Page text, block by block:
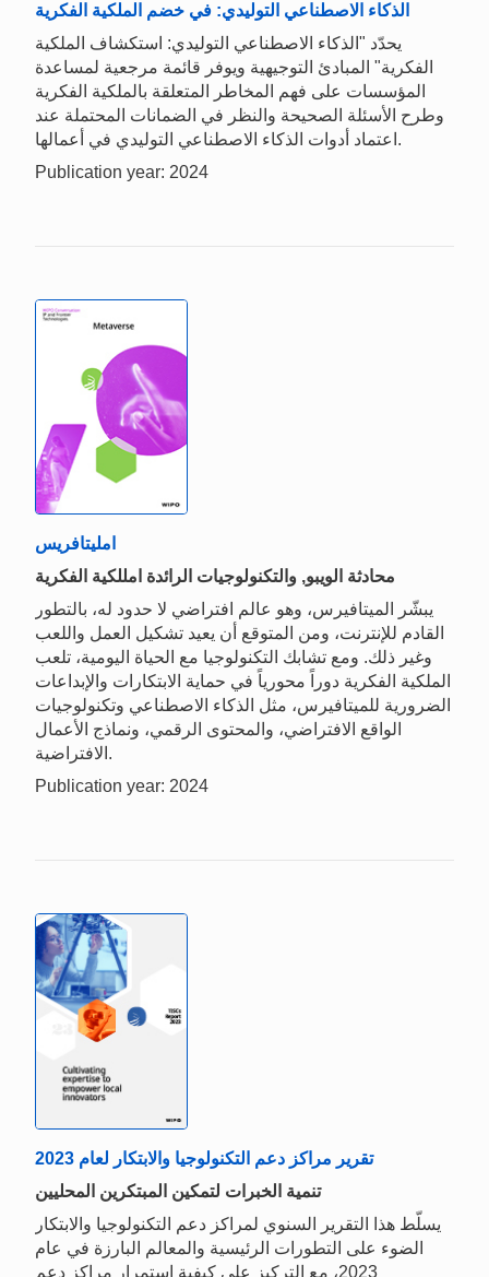
الذكاء الاصطناعي التوليدي: في خضم الملكية الفكرية
يحدّد "الذكاء الاصطناعي التوليدي: استكشاف الملكية
الفكرية" المبادئ التوجيهية ويوفر قائمة مرجعية لمساعدة
المؤسسات على فهم المخاطر المتعلقة بالملكية الفكرية
وطرح الأسئلة الصحيحة والنظر في الضمانات المحتملة عند
اعتماد أدوات الذكاء الاصطناعي التوليدي في أعمالها.
Publication year: 2024
امليتافريس
محادثة الويبو, والتكنولوجيات الرائدة امللكية الفكرية
يبشّر الميتافيرس، وهو عالم افتراضي لا حدود له، بالتطور
القادم للإنترنت، ومن المتوقع أن يعيد تشكيل العمل واللعب
وغير ذلك. ومع تشابك التكنولوجيا مع الحياة اليومية، تلعب
الملكية الفكرية دوراً محورياً في حماية الابتكارات والإبداعات
الضرورية للميتافيرس، مثل الذكاء الاصطناعي وتكنولوجيات
الواقع الافتراضي، والمحتوى الرقمي، ونماذج الأعمال
الافتراضية.
Publication year: 2024
تقرير مراكز دعم التكنولوجيا والابتكار لعام 2023
تنمية الخبرات لتمكين المبتكرين المحليين
يسلّط هذا التقرير السنوي لمراكز دعم التكنولوجيا والابتكار
الضوء على التطورات الرئيسية والمعالم البارزة في عام
2023، مع التركيز على كيفية استمرار مراكز دعم